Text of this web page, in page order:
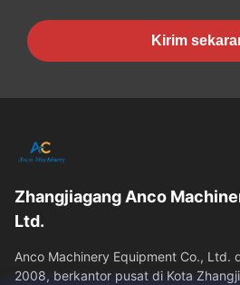
Kirim
Zhangjiagang Anco
Ltd.
Anco Machinery Equipment Co., Ltd.
2008, berkantor pusat di Kota